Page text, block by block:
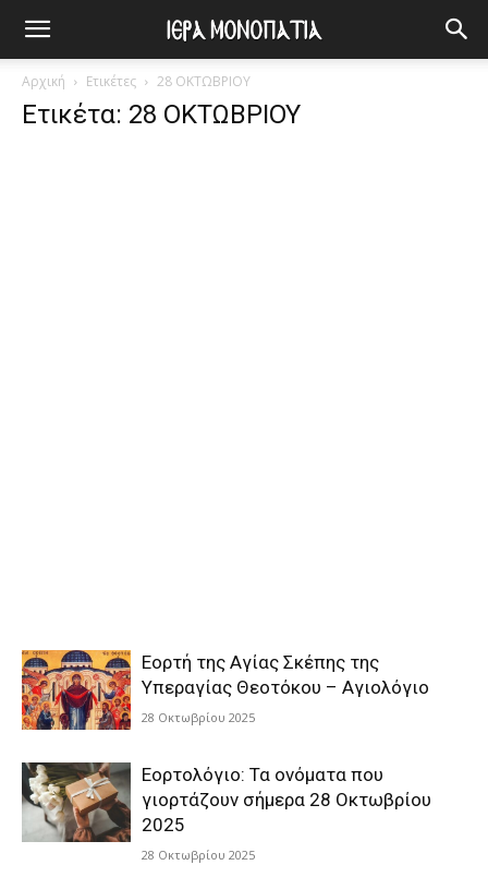
Αρχική Ετικέτες 28 ΟΚΤΩΒΡΙΟΥ
Ετικέτα: 28 ΟΚΤΩΒΡΙΟΥ
Εορτή της Αγίας Σκέπης της
Υπεραγίας Θεοτόκου – Αγιολόγιο
28 Οκτωβρίου 2025
Εορτολόγιο: Τα ονόματα που
γιορτάζουν σήμερα 28 Οκτωβρίου
2025
28 Οκτωβρίου 2025